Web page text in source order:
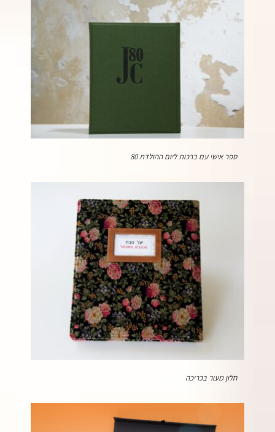
ספר אישי עם ברכות ליום ההולדת 80
חלון מעור בכריכה